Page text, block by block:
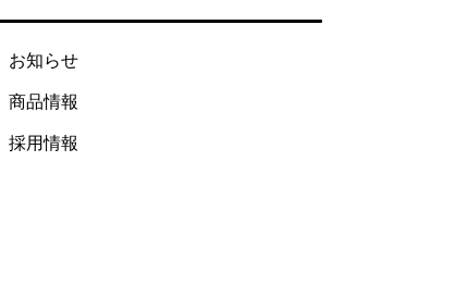
お知らせ
商品情報
採用情報